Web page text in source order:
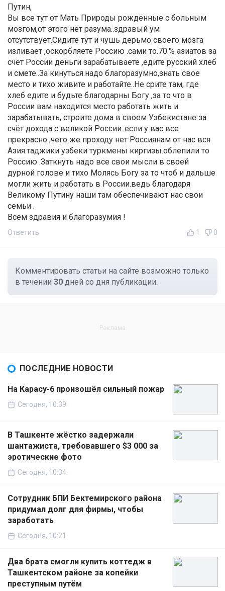
Путин,
Вы все тут от Мать Природы рождённые с больным
мозгом,от этого нет разума..здравый ум
отсутствует.Сидите тут и чушь дерьмо своего мозга
изливает ,оскорбляете Россию .сами то.70.% азиатов за
счёт России деньги зарабатываете ,едите русский хлеб
и смете..За кинуться.надо благоразумно,знать свое
место и тихо живите и работайте..Не срите там, где
хлеб едите и будьте благодарны Богу ,за то что в
России вам находится место работать жить и
зарабатывать, строите дома в своем Узбекистане за
счёт дохода с великой России..если у вас все
прекрасно ,чего же проходу нет Россиянам от нас вся
Азия.таджики узбеки туркмены киргизы.облепили то
Россию .Заткнуть надо все свои мысли в своей
дурной голове и тихо Молясь Богу за то чтоб и дальше
могли жить и работать в России.ведь благодаря
Великому Путину наши там обеспечивают нас свои
семьи .
Всем здравия и благоразумия !
Ответить 1 0
Комментировать статьи на сайте возможно только
в течении 30 дней со дня публикации.
ПОСЛЕДНИЕ НОВОСТИ
На Карасу-6 произошёл сильный пожар
Сегодня, 10:39
В Ташкенте жёстко задержали
шантажиста, требовавшего $3 000 за
эротические фото
Сегодня, 10:34
Сотрудник БПИ Бектемирского района
придумал долг для фирмы, чтобы
заработать
Сегодня, 10:21
Два брата смогли купить коттедж в
Ташкентском районе за копейки
преступным путём